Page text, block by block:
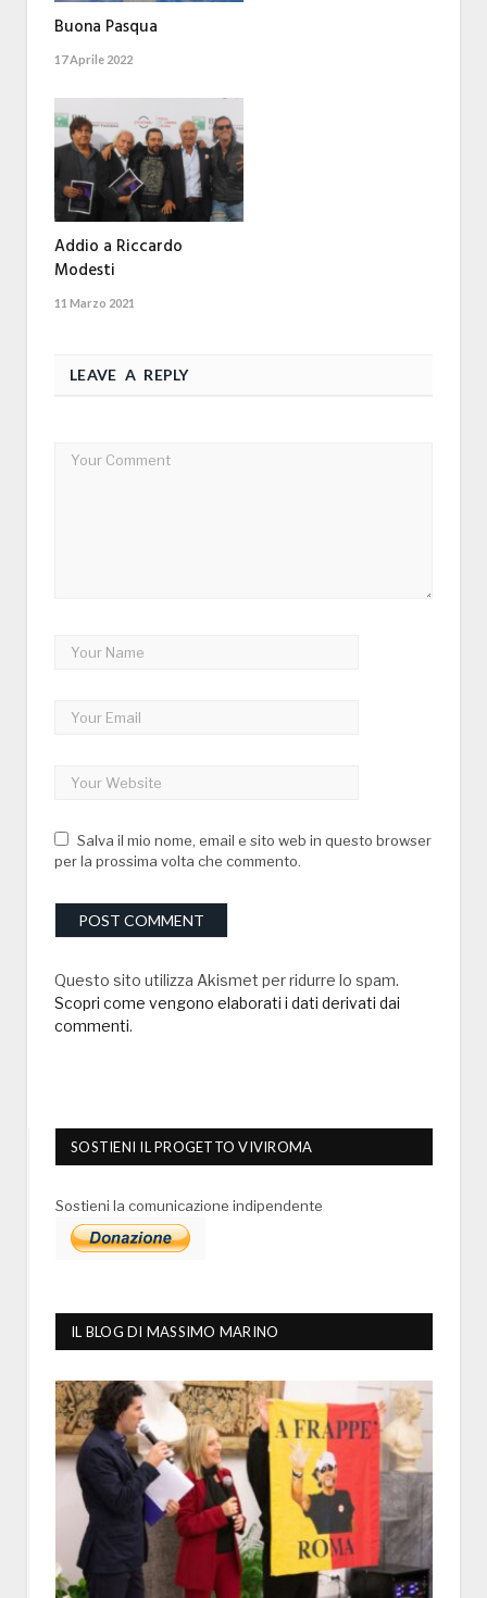
Buona Pasqua
17 Aprile 2022
Addio a Riccardo
Modesti
11 Marzo 2021
LEAVE A REPLY
Salva il mio nome, email e sito web in questo browser
per la prossima volta che commento.
Questo sito utilizza Akismet per ridurre lo spam.
Scopri come vengono elaborati i dati derivati dai
commenti.
SOSTIENI IL PROGETTO VIVIROMA
Sostieni la comunicazione indipendente
IL BLOG DI MASSIMO MARINO